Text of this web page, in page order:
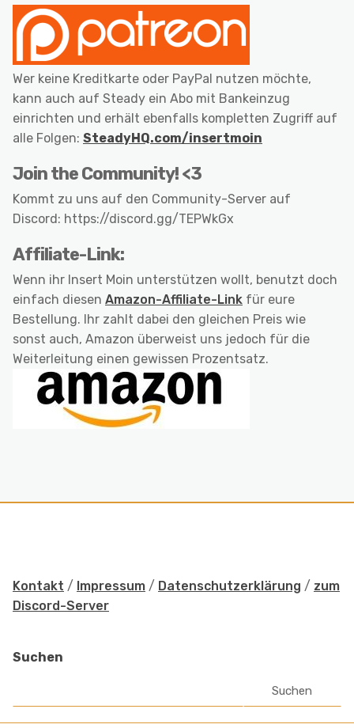
Wer keine Kreditkarte oder PayPal nutzen möchte,
kann auch auf Steady ein Abo mit Bankeinzug
einrichten und erhält ebenfalls kompletten Zugriff auf
alle Folgen: SteadyHQ.com/insertmoin
Join the Community! <3
Kommt zu uns auf den Community-Server auf
Discord: https://discord.gg/TEPWkGx
Affiliate-Link:
Wenn ihr Insert Moin unterstützen wollt, benutzt doch
einfach diesen Amazon-Affiliate-Link für eure
Bestellung. Ihr zahlt dabei den gleichen Preis wie
sonst auch, Amazon überweist uns jedoch für die
Weiterleitung einen gewissen Prozentsatz.
Kontakt / Impressum / Datenschutzerklärung / zum
Discord-Server
Suchen
Suchen